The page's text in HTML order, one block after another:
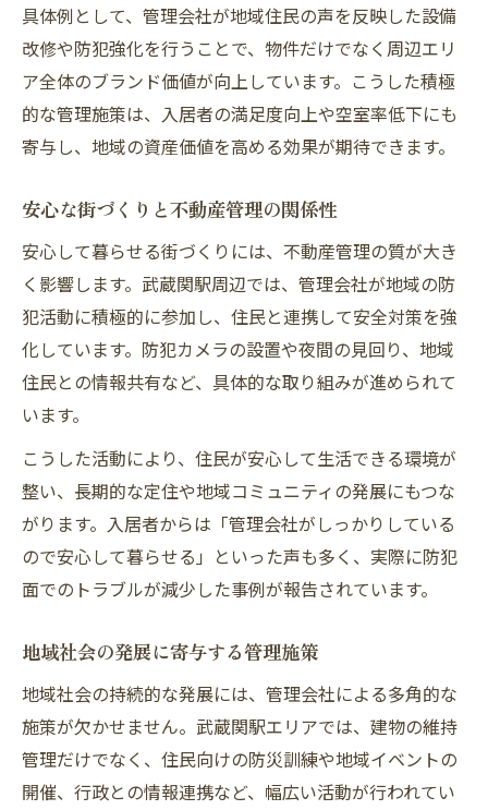
具体例として、管理会社が地域住民の声を反映した設備
改修や防犯強化を行うことで、物件だけでなく周辺エリ
ア全体のブランド価値が向上しています。こうした積極
的な管理施策は、入居者の満足度向上や空室率低下にも
寄与し、地域の資産価値を高める効果が期待できます。
安心な街づくりと不動産管理の関係性
安心して暮らせる街づくりには、不動産管理の質が大き
く影響します。武蔵関駅周辺では、管理会社が地域の防
犯活動に積極的に参加し、住民と連携して安全対策を強
化しています。防犯カメラの設置や夜間の見回り、地域
住民との情報共有など、具体的な取り組みが進められて
います。
こうした活動により、住民が安心して生活できる環境が
整い、長期的な定住や地域コミュニティの発展にもつな
がります。入居者からは「管理会社がしっかりしている
ので安心して暮らせる」といった声も多く、実際に防犯
面でのトラブルが減少した事例が報告されています。
地域社会の発展に寄与する管理施策
地域社会の持続的な発展には、管理会社による多角的な
施策が欠かせません。武蔵関駅エリアでは、建物の維持
管理だけでなく、住民向けの防災訓練や地域イベントの
開催、行政との情報連携など、幅広い活動が行われてい